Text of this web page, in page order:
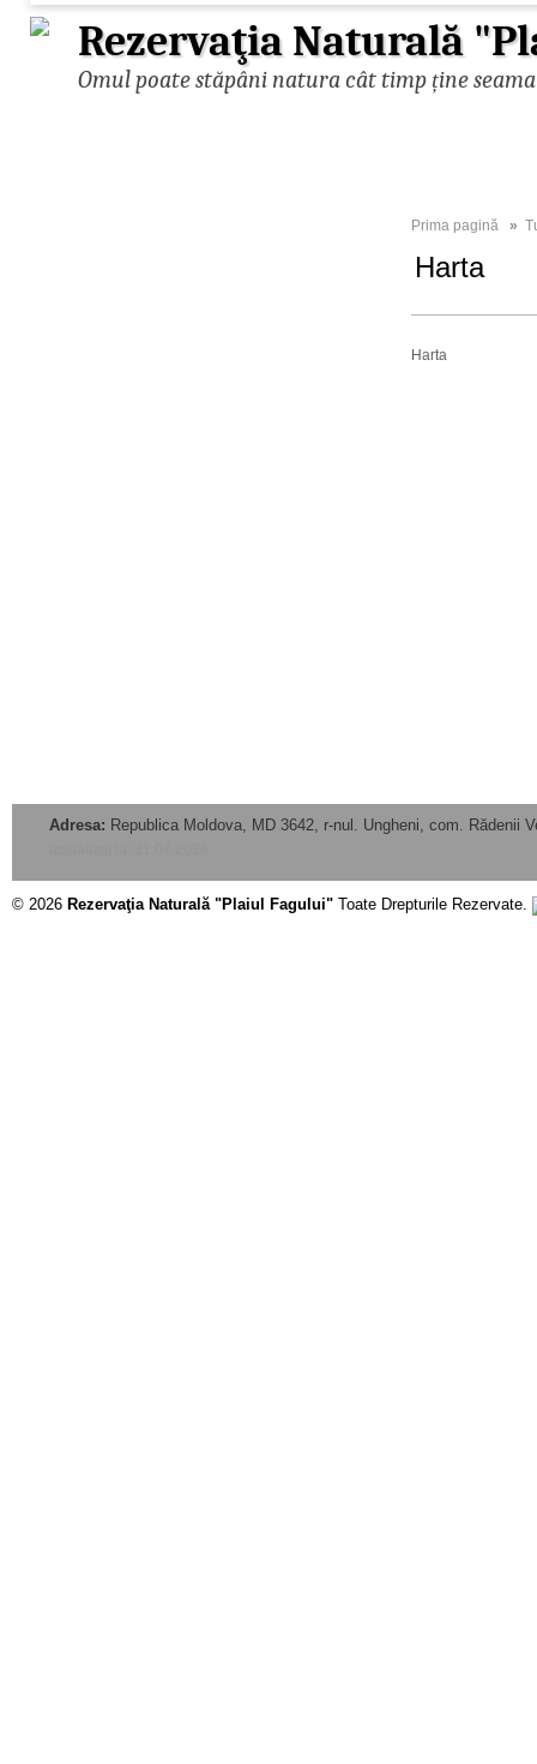
Rezervaţia Naturală
Omul poate stăpâni natura cât timp ține
Prima pagină »
Harta
Harta
Adresa: Republica Moldova, MD 3642, r-nul. Ungheni, com. Rădenii
© 2026 Rezervaţia Naturală "Plaiul Fagului" Toate Drepturile Rezervate.